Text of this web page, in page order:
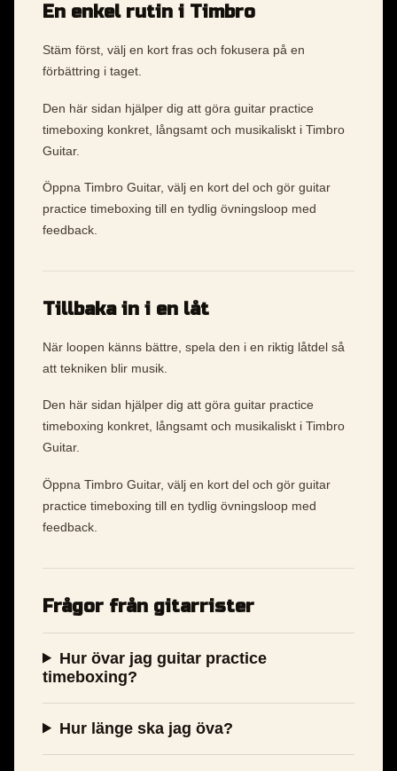
En enkel rutin i Timbro
Stäm först, välj en kort fras och fokusera på en
förbättring i taget.
Den här sidan hjälper dig att göra guitar practice
timeboxing konkret, långsamt och musikaliskt i Timbro
Guitar.
Öppna Timbro Guitar, välj en kort del och gör guitar
practice timeboxing till en tydlig övningsloop med
feedback.
Tillbaka in i en låt
När loopen känns bättre, spela den i en riktig låtdel så
att tekniken blir musik.
Den här sidan hjälper dig att göra guitar practice
timeboxing konkret, långsamt och musikaliskt i Timbro
Guitar.
Öppna Timbro Guitar, välj en kort del och gör guitar
practice timeboxing till en tydlig övningsloop med
feedback.
Frågor från gitarrister
Hur övar jag guitar practice
timeboxing?
Hur länge ska jag öva?